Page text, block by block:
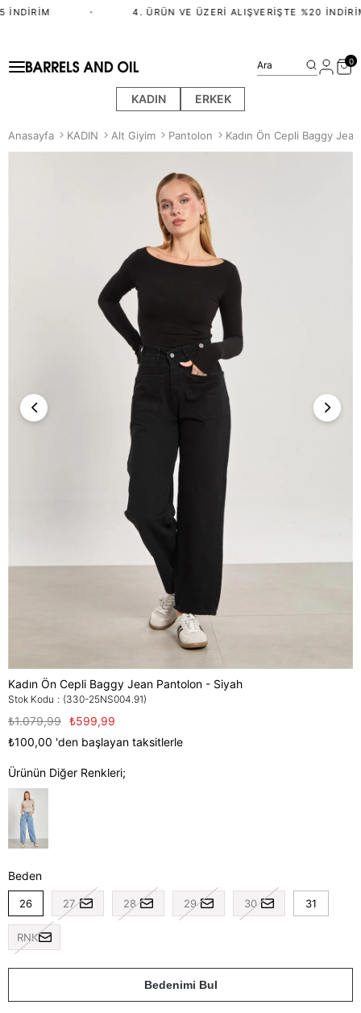
İNDIRIM 4. ÜRÜN VE ÜZERI ALIŞVERIŞTE %20 İNDIRIM
KADIN ERKEK
Ara 0
Anasayfa KADIN Alt Giyim Pantolon Kadın Ön Cepli Baggy
Kadın Ön Cepli Baggy Jean Pantolon - Siyah
Stok Kodu (330-25NS004.91)
₺1.079,99 ₺599,99
₺100,00 'den başlayan taksitlerle
Ürünün Diğer Renkleri;
Beden
26 27 28 29 30 31
RNK
Bedenimi Bul